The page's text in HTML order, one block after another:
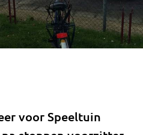
voor Speeltuin